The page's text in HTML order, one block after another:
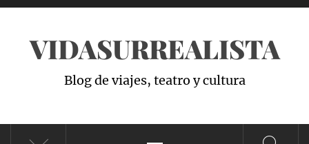
VIDASURREALISTA
Blog de viajes, teatro y cultura